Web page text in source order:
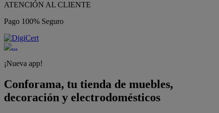
ATENCIÓN AL CLIENTE
Pago 100% Seguro
¡Nueva app!
Conforama, tu tienda de muebles,
decoración y electrodomésticos